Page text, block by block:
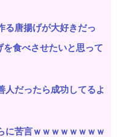
る唐揚げが大好きだっ
食べさせたいと思って
人だったら成功してるよ
に苦言ｗｗｗｗｗｗｗｗ